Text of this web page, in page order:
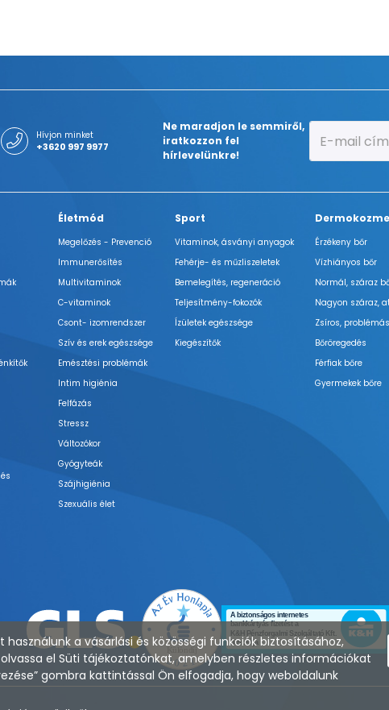
Hívjon minket
+3620 997 9977
Ne maradjon le semmiről,
iratkozzon fel
hírlevelünkre!
Életmód
Megelőzés - Prevenció
Immunerősítés
Multivitaminok
C-vitaminok
Csont- izomrendszer
Szív és erek egészsége
Emésztési problémák
Intim higiénia
Felfázás
Stressz
Változókor
Gyógyteák
Szájhigiénia
Szexuális élet
Sport
Vitaminok, ásványi anyagok
Fehérje- és műzliszeletek
Bemelegítés, regeneráció
Teljesítmény-fokozók
Ízületek egészsége
Kiegészítők
Érzékeny bőr
Vízhiányos bőr
Normál, száraz
Nagyon száraz,
Zsíros,
Bőröregedés
Férfiak bőre
Gyermekek bőre
a vásárlási és közösségi funkciók biztosításához,
el Süti tájékoztatónkat, amelyben részletes információkat
gombra kattintással Ön elfogadja, hogy weboldalunk